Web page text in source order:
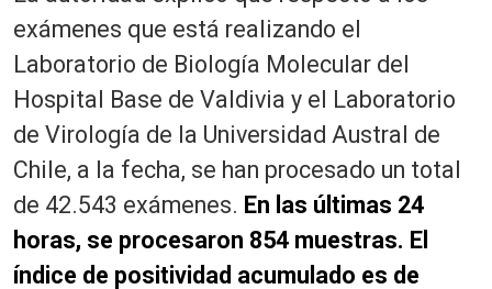
exámenes que está realizando el
Laboratorio de Biología Molecular del
Hospital Base de Valdivia y el Laboratorio
de Virología de la Universidad Austral de
Chile, a la fecha, se han procesado un total
de 42.543 exámenes. En las últimas 24
horas, se procesaron 854 muestras. El
índice de positividad acumulado es de